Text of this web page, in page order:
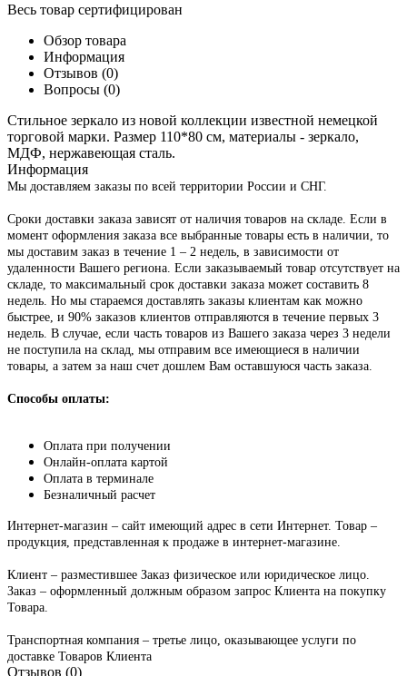
Весь товар сертифицирован
Обзор товара
Информация
Отзывов (0)
Вопросы (0)
Стильное зеркало из новой коллекции известной немецкой
торговой марки. Размер 110*80 см, материалы - зеркало,
МДФ, нержавеющая сталь.
Информация
Мы доставляем заказы по всей территории России и СНГ.
Сроки доставки заказа зависят от наличия товаров на складе. Если в
момент оформления заказа все выбранные товары есть в наличии, то
мы доставим заказ в течение 1 – 2 недель, в зависимости от
удаленности Вашего региона. Если заказываемый товар отсутствует на
складе, то максимальный срок доставки заказа может составить 8
недель. Но мы стараемся доставлять заказы клиентам как можно
быстрее, и 90% заказов клиентов отправляются в течение первых 3
недель. В случае, если часть товаров из Вашего заказа через 3 недели
не поступила на склад, мы отправим все имеющиеся в наличии
товары, а затем за наш счет дошлем Вам оставшуюся часть заказа.
Способы оплаты:
Оплата при получении
Онлайн-оплата картой
Оплата в терминале
Безналичный расчет
Интернет-магазин – сайт имеющий адрес в сети Интернет. Товар –
продукция, представленная к продаже в интернет-магазине.
Клиент – разместившее Заказ физическое или юридическое лицо.
Заказ – оформленный должным образом запрос Клиента на покупку
Товара.
Транспортная компания – третье лицо, оказывающее услуги по
доставке Товаров Клиента
Отзывов (0)